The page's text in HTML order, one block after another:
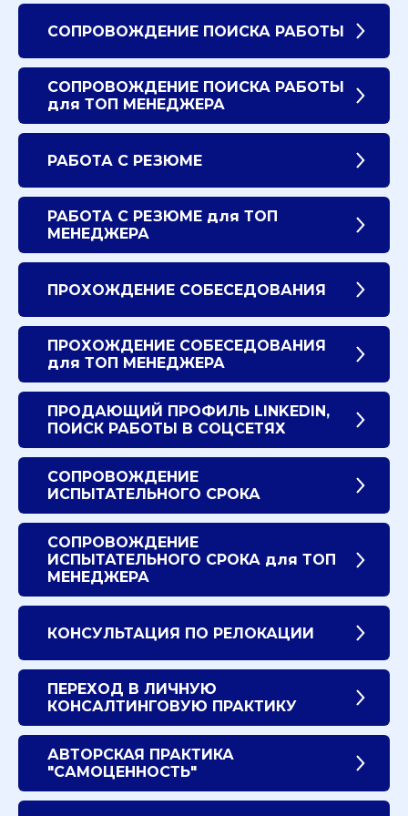
СОПРОВОЖДЕНИЕ ПОИСКА РАБОТЫ
СОПРОВОЖДЕНИЕ ПОИСКА РАБОТЫ
для ТОП МЕНЕДЖЕРА
РАБОТА С РЕЗЮМЕ
РАБОТА С РЕЗЮМЕ для ТОП
МЕНЕДЖЕРА
ПРОХОЖДЕНИЕ СОБЕСЕДОВАНИЯ
ПРОХОЖДЕНИЕ СОБЕСЕДОВАНИЯ
для ТОП МЕНЕДЖЕРА
ПРОДАЮЩИЙ ПРОФИЛЬ LINKEDIN,
ПОИСК РАБОТЫ В СОЦСЕТЯХ
СОПРОВОЖДЕНИЕ
ИСПЫТАТЕЛЬНОГО СРОКА
СОПРОВОЖДЕНИЕ
ИСПЫТАТЕЛЬНОГО СРОКА для ТОП
МЕНЕДЖЕРА
КОНСУЛЬТАЦИЯ ПО РЕЛОКАЦИИ
ПЕРЕХОД В ЛИЧНУЮ
КОНСАЛТИНГОВУЮ ПРАКТИКУ
АВТОРСКАЯ ПРАКТИКА
"САМОЦЕННОСТЬ"